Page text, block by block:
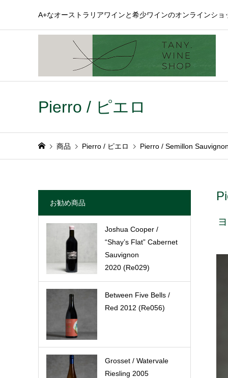
A+なオーストラリアワインと希少ワインのオンラインショ
Pierro / ピエロ
商品 Pierro / ピエロ Pierro / Semillon
お勧め商品
Joshua Cooper /
“Shay’s Flat” Cabernet
Sauvignon
2020 (Re029)
Between Five Bells /
Red 2012 (Re056)
Grosset / Watervale
Riesling 2005